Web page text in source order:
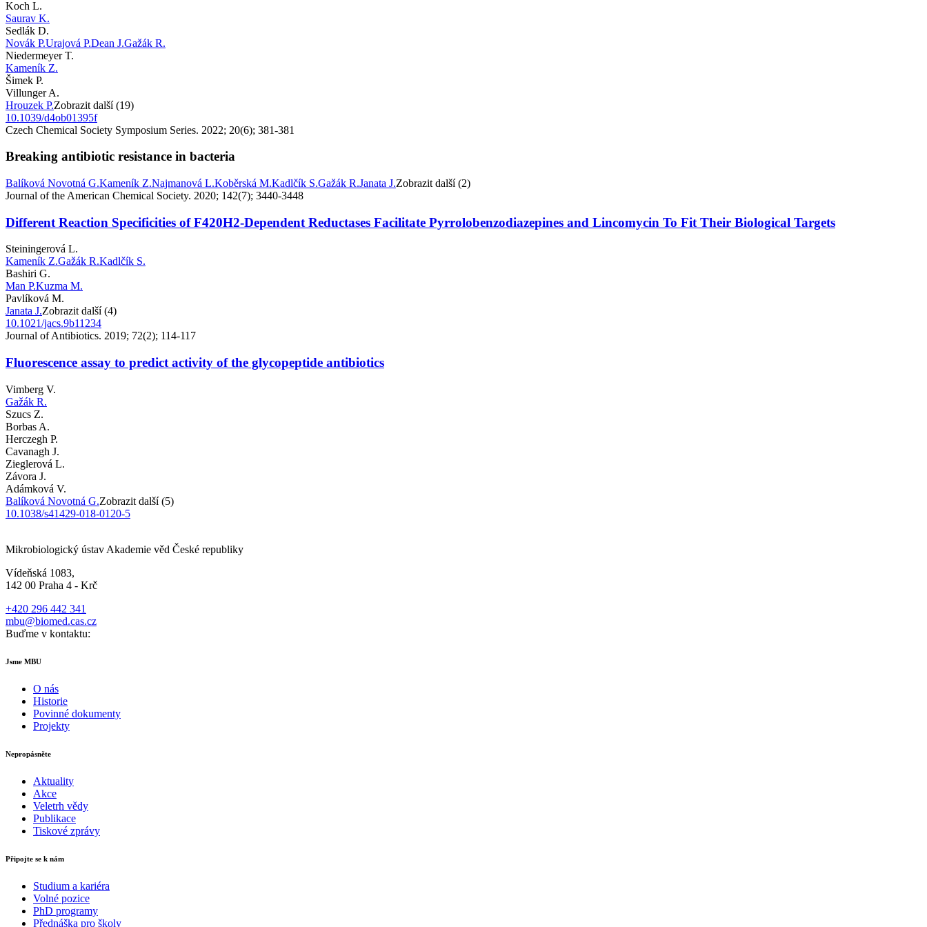
Koch L.
Saurav K.
Sedlák D.
Novák P.Urajová P.Dean J.Gažák R.
Niedermeyer T.
Kameník Z.
Šimek P.
Villunger A.
Hrouzek P.Zobrazit další (19)
10.1039/d4ob01395f
Czech Chemical Society Symposium Series. 2022; 20(6); 381-381
Breaking antibiotic resistance in bacteria
Balíková Novotná G.Kameník Z.Najmanová L.Koběrská M.Kadlčík S.Gažák R.Janata J.Zobrazit další (2)
Journal of the American Chemical Society. 2020; 142(7); 3440-3448
Different Reaction Specificities of F420H2-Dependent Reductases Facilitate Pyrrolobenzodiazepines and Lincomycin To Fit Their Biological Targets
Steiningerová L.
Kameník Z.Gažák R.Kadlčík S.
Bashiri G.
Man P.Kuzma M.
Pavlíková M.
Janata J.Zobrazit další (4)
10.1021/jacs.9b11234
Journal of Antibiotics. 2019; 72(2); 114-117
Fluorescence assay to predict activity of the glycopeptide antibiotics
Vimberg V.
Gažák R.
Szucs Z.
Borbas A.
Herczegh P.
Cavanagh J.
Zieglerová L.
Závora J.
Adámková V.
Balíková Novotná G.Zobrazit další (5)
10.1038/s41429-018-0120-5
Mikrobiologický ústav Akademie věd České republiky
Vídeňská 1083,
142 00 Praha 4 - Krč
+420 296 442 341
mbu@biomed.cas.cz
Buďme v kontaktu:
Jsme MBU
O nás
Historie
Povinné dokumenty
Projekty
Nepropásněte
Aktuality
Akce
Veletrh vědy
Publikace
Tiskové zprávy
Připojte se k nám
Studium a kariéra
Volné pozice
PhD programy
Přednáška pro školy